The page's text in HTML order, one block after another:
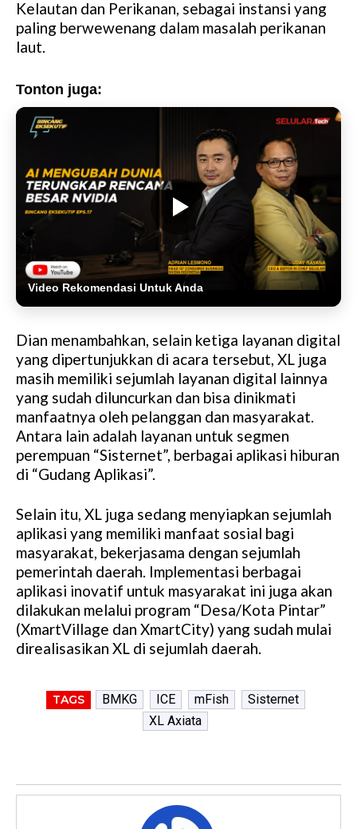
Kelautan dan Perikanan, sebagai instansi yang
paling berwewenang dalam masalah perikanan
laut.
Tonton juga:
Video Rekomendasi Untuk Anda
Dian menambahkan, selain ketiga layanan digital
yang dipertunjukkan di acara tersebut, XL juga
masih memiliki sejumlah layanan digital lainnya
yang sudah diluncurkan dan bisa dinikmati
manfaatnya oleh pelanggan dan masyarakat.
Antara lain adalah layanan untuk segmen
perempuan “Sisternet”, berbagai aplikasi hiburan
di “Gudang Aplikasi”.
Selain itu, XL juga sedang menyiapkan sejumlah
aplikasi yang memiliki manfaat sosial bagi
masyarakat, bekerjasama dengan sejumlah
pemerintah daerah. Implementasi berbagai
aplikasi inovatif untuk masyarakat ini juga akan
dilakukan melalui program “Desa/Kota Pintar”
(XmartVillage dan XmartCity) yang sudah mulai
direalisasikan XL di sejumlah daerah.
TAGS BMKG ICE mFish
Sisternet
XL Axiata